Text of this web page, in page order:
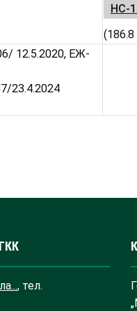
НС-
(186.8
12.5.2020, ЕЖ-
23.4.2024
, тел.